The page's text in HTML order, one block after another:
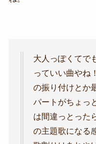
大人っぽくてで
っていい曲やね
の振り付けとか
パートがちょっ
は間違っとった
の主題歌になる